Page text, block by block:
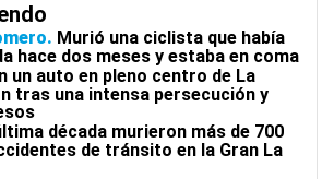
Murió una ciclista que había
hace dos meses y estaba en coma
un auto en pleno centro de La
tras una intensa persecución y
década murieron más de 700
de tránsito en la Gran La